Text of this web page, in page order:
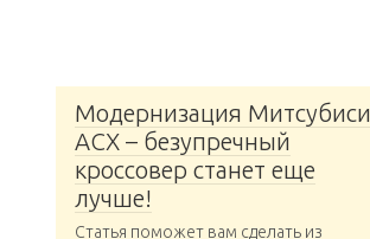
Модернизация Митсубиси
АСХ – безупречный
кроссовер станет еще
лучше!
Статья поможет вам сделать из